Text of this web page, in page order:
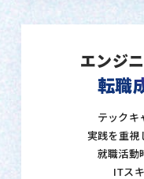
エンジ
転職
テックキ
実践を重視
就職活動
ITス